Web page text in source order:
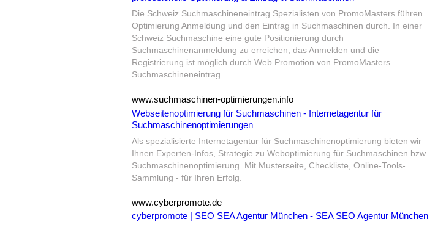
Die Schweiz Suchmaschineneintrag Spezialisten von PromoMasters führen
Optimierung Anmeldung und den Eintrag in Suchmaschinen durch. In einer
Schweiz Suchmaschine eine gute Positionierung durch
Suchmaschinenanmeldung zu erreichen, das Anmelden und die
Registrierung ist möglich durch Web Promotion von PromoMasters
Suchmaschineneintrag.
www.suchmaschinen-optimierungen.info
Webseitenoptimierung für Suchmaschinen - Internetagentur für
Suchmaschinenoptimierungen
Als spezialisierte Internetagentur für Suchmaschinenoptimierung bieten wir
Ihnen Experten-Infos, Strategie zu Weboptimierung für Suchmaschinen bzw.
Suchmaschinenoptimierung.
Mit Musterseite, Checkliste, Online-Tools-
Sammlung - für Ihren Erfolg.
www.cyberpromote.de
cyberpromote | SEO SEA Agentur München - SEA SEO Agentur München